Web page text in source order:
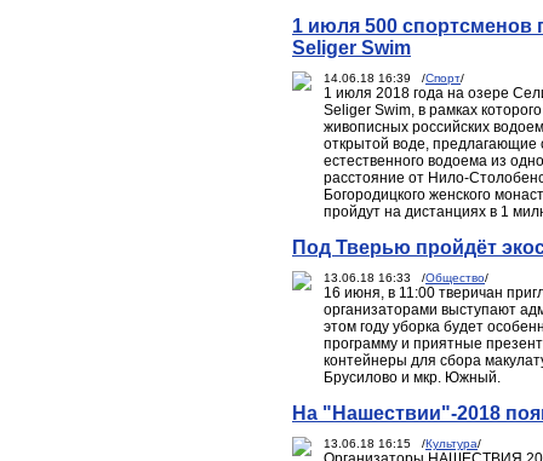
1 июля 500 спортсменов
Seliger Swim
14.06.18 16:39 /Спорт/
1 июля 2018 года на озере
Seliger Swim, в рамках
живописных российских
открытой воде, предлагающие
естественного водоема из
расстояние от Нило-
Богородицкого женского
пройдут на дистанциях в 1
Под Тверью пройдёт
13.06.18 16:33 /Общество/
16 июня, в 11:00 тверичан
организаторами выступают
этом году уборка будет
программу и приятные
контейнеры для сбора
Брусилово и мкр. Южный.
На "Нашествии"-2018
13.06.18 16:15 /Культура/